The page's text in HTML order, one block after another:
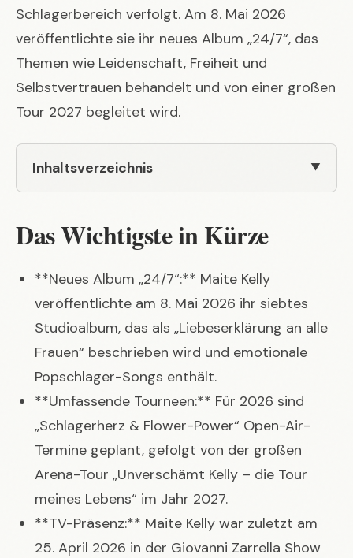
Schlagerbereich verfolgt. Am 8. Mai 2026
veröffentlichte sie ihr neues Album „24/7“, das
Themen wie Leidenschaft, Freiheit und
Selbstvertrauen behandelt und von einer großen
Tour 2027 begleitet wird.
Inhaltsverzeichnis
Das Wichtigste in Kürze
**Neues Album „24/7“:** Maite Kelly
veröffentlichte am 8. Mai 2026 ihr siebtes
Studioalbum, das als „Liebeserklärung an alle
Frauen“ beschrieben wird und emotionale
Popschlager-Songs enthält.
**Umfassende Tourneen:** Für 2026 sind
„Schlagerherz & Flower-Power“ Open-Air-
Termine geplant, gefolgt von der großen
Arena-Tour „Unverschämt Kelly – die Tour
meines Lebens“ im Jahr 2027.
**TV-Präsenz:** Maite Kelly war zuletzt am
25. April 2026 in der Giovanni Zarrella Show